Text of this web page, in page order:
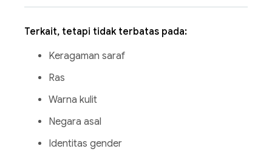
Terkait, tetapi tidak terbatas pada:
Keragaman saraf
Ras
Warna kulit
Negara asal
Identitas gender